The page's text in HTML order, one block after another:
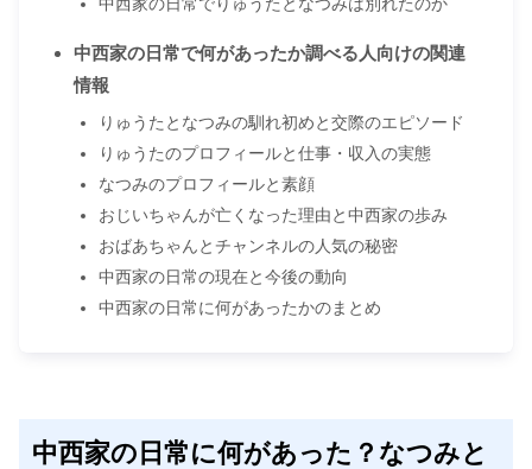
中西家の日常で何があったか調べる人向けの関連
情報
りゅうたとなつみの馴れ初めと交際のエピソード
りゅうたのプロフィールと仕事・収入の実態
なつみのプロフィールと素顔
おじいちゃんが亡くなった理由と中西家の歩み
おばあちゃんとチャンネルの人気の秘密
中西家の日常の現在と今後の動向
中西家の日常に何があったかのまとめ
中西家の日常に何があった？なつみと